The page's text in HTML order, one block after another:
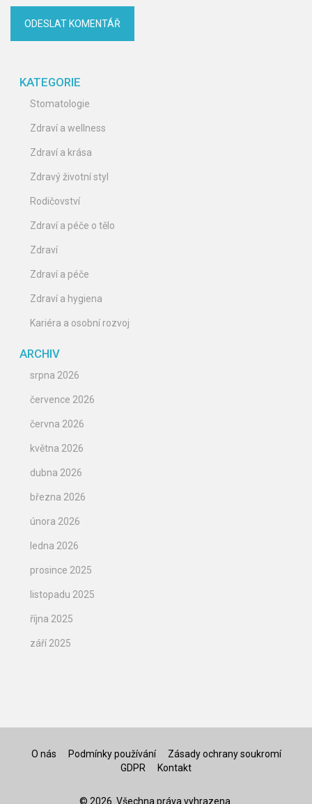
KATEGORIE
Stomatologie
Zdraví a wellness
Zdraví a krása
Zdravý životní styl
Rodičovství
Zdraví a péče o tělo
Zdraví
Zdraví a péče
Zdraví a hygiena
Kariéra a osobní rozvoj
ARCHIV
srpna 2026
července 2026
června 2026
května 2026
dubna 2026
března 2026
února 2026
ledna 2026
prosince 2025
listopadu 2025
října 2025
září 2025
O nás Podmínky používání
Zásady ochrany soukromí
GDPR
Kontakt
© 2026. Všechna práva vyhrazena.